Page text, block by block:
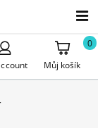
Můj košík
0